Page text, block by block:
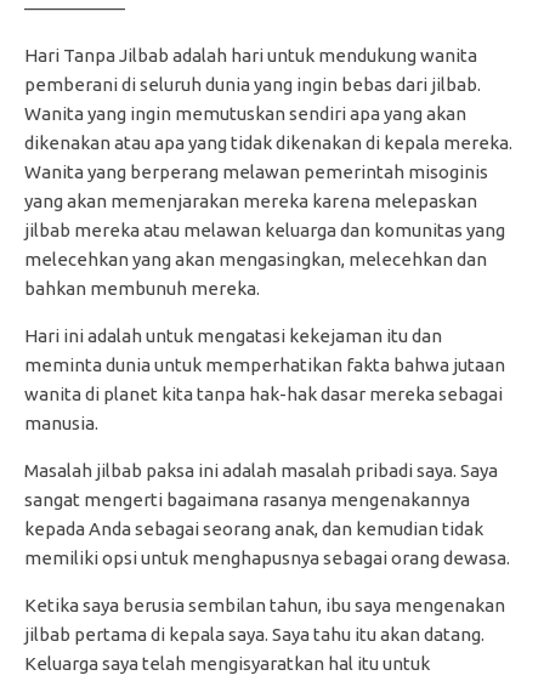
—————–
Hari Tanpa Jilbab adalah hari untuk mendukung wanita
pemberani di seluruh dunia yang ingin bebas dari jilbab.
Wanita yang ingin memutuskan sendiri apa yang akan
dikenakan atau apa yang tidak dikenakan di kepala mereka.
Wanita yang berperang melawan pemerintah misoginis
yang akan memenjarakan mereka karena melepaskan
jilbab mereka atau melawan keluarga dan komunitas yang
melecehkan yang akan mengasingkan, melecehkan dan
bahkan membunuh mereka.
Hari ini adalah untuk mengatasi kekejaman itu dan
meminta dunia untuk memperhatikan fakta bahwa jutaan
wanita di planet kita tanpa hak-hak dasar mereka sebagai
manusia.
Masalah jilbab paksa ini adalah masalah pribadi saya. Saya
sangat mengerti bagaimana rasanya mengenakannya
kepada Anda sebagai seorang anak, dan kemudian tidak
memiliki opsi untuk menghapusnya sebagai orang dewasa.
Ketika saya berusia sembilan tahun, ibu saya mengenakan
jilbab pertama di kepala saya. Saya tahu itu akan datang.
Keluarga saya telah mengisyaratkan hal itu untuk